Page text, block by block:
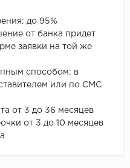
до 95%
от банка придет
заявки на той же
способом: в
или по СМС
от 3 до 36 месяцев
от 3 до 10 месяцев